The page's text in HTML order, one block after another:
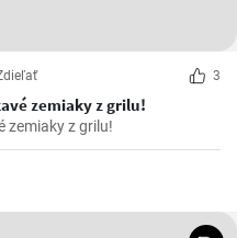
3
zemiaky z grilu!
zemiaky z grilu!